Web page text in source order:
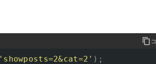
'showposts=2&cat=2' );